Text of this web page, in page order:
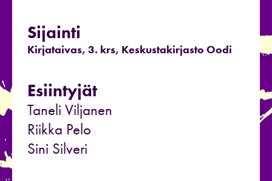
Sijainti
Kirjataivas, 3. krs, Keskustakirjasto Oodi
Esiintyjät
Taneli Viljanen
Riikka Pelo
Sini Silveri